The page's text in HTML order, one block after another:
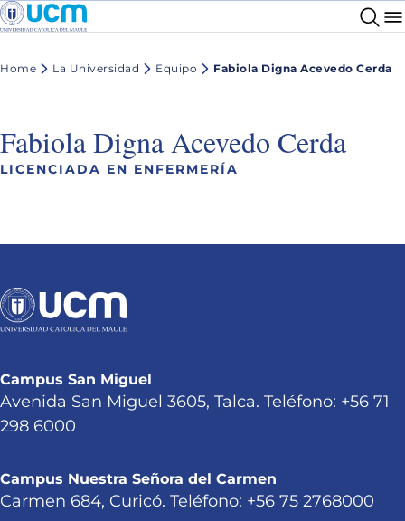
Home La Universidad Equipo Fabiola Digna Acevedo Cerda
Fabiola Digna Acevedo Cerda
LICENCIADA EN ENFERMERÍA
Campus San Miguel
Avenida San Miguel 3605, Talca. Teléfono: +56 71
298 6000
Campus Nuestra Señora del Carmen
Carmen 684, Curicó. Teléfono: +56 75 2768000